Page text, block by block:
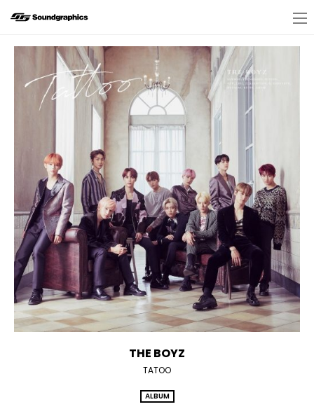
THE BOYZ
TATOO
ALBUM